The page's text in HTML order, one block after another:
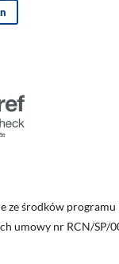
ze środków programu
umowy nr RCN/SP/